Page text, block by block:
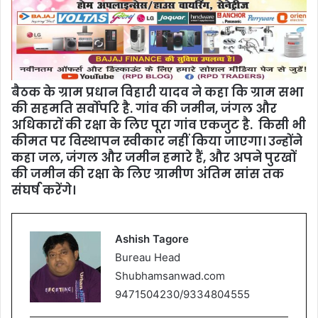
बैठक के ग्राम प्रधान विहारी यादव ने कहा कि ग्राम सभा
की सहमति सर्वोपरि है. गांव की जमीन, जंगल और
अधिकारों की रक्षा के लिए पूरा गांव एकजुट है. किसी भी
कीमत पर विस्थापन स्वीकार नहीं किया जाएगा। उन्होंने
कहा जल, जंगल और जमीन हमारे हैं, और अपने पुरखों
की जमीन की रक्षा के लिए ग्रामीण अंतिम सांस तक
संघर्ष करेंगे।‌
Ashish Tagore
Bureau Head
Shubhamsanwad.com
9471504230/9334804555